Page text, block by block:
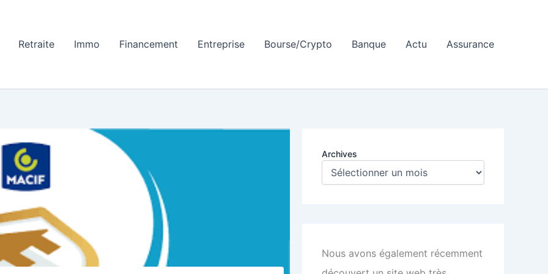
Retraite Immo Financement Entreprise Bourse/Crypto Banque Actu Assurance
Archives
Nous avons également récemment